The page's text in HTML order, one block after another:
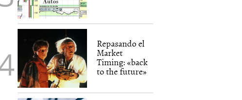
Repasando el
Market
Timing: «back
to the future»